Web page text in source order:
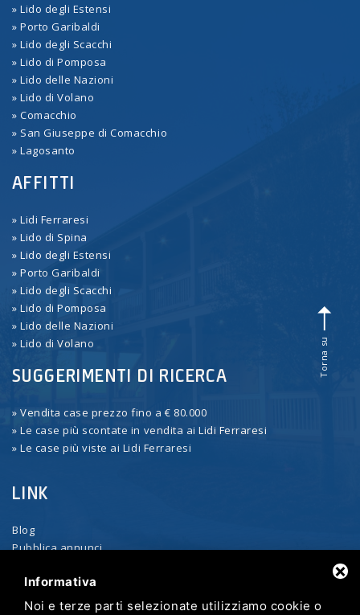
» Lido degli Estensi
» Porto Garibaldi
» Lido degli Scacchi
» Lido di Pomposa
» Lido delle Nazioni
» Lido di Volano
» Comacchio
» San Giuseppe di Comacchio
» Lagosanto
AFFITTI
» Lidi Ferraresi
» Lido di Spina
» Lido degli Estensi
» Porto Garibaldi
» Lido degli Scacchi
» Lido di Pomposa
» Lido delle Nazioni
» Lido di Volano
SUGGERIMENTI DI RICERCA
» Vendita case prezzo fino a € 80.000
» Le case più scontate in vendita ai Lidi Ferraresi
» Le case più viste ai Lidi Ferraresi
LINK
Blog
Pubblica annunci
Ricevi le nuove offerte
Privacy policy
Torna su
Informativa
Noi e terze parti selezionate utilizziamo cookie o